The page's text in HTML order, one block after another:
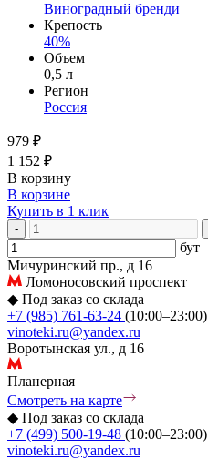
Виноградный бренди
Крепость
40%
Объем
0,5 л
Регион
Россия
979 ₽
1 152 ₽
В корзину
В корзине
Купить в 1 клик
-
бут
Мичуринский пр., д 16
Ломоносовский проспект
◆ Под заказ со склада
+7 (985) 761-63-24 (10:00–23:00)
vinoteki.ru@yandex.ru
Воротынская ул., д 16
Планерная
Смотреть на карте
◆ Под заказ со склада
+7 (499) 500-19-48 (10:00–23:00)
vinoteki.ru@yandex.ru